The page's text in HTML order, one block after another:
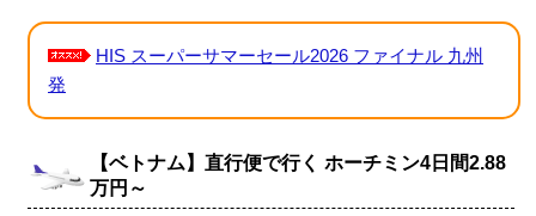
HIS スーパーサマーセール2026 ファイナル 九州
発
【ベトナム】直行便で行く ホーチミン4日間2.88
万円～